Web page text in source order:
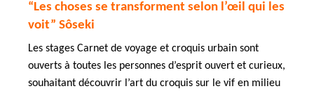
“Les choses se transforment selon l’œil qui les
voit” Sôseki
Les stages Carnet de voyage et croquis urbain sont
ouverts à toutes les personnes d’esprit ouvert et curieux,
souhaitant découvrir l’art du croquis sur le vif en milieu